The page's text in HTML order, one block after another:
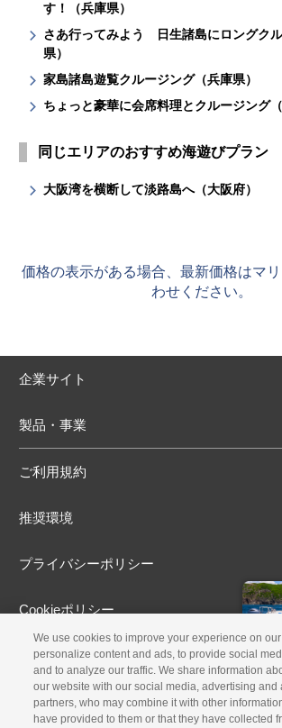
す！（兵庫県）
さあ行ってみよう 日生諸島にロングク
県）
家島諸島遊覧クルージング（兵庫県）
ちょっと豪華に会席料理とクルージング（
同じエリアのおすすめ海遊びプラン
大阪湾を横断して淡路島へ（大阪府）
価格の表示がある場合、最新価格はマ
わせください。
企業サイト
製品・事業
ご利用規約
推奨環境
プライバシーポリシー
Cookieポリシー
アクセシビリティ方針
古物営業法に基づく表示
We use cookies to improve your experience on
personalize content and ads, to provide social
and to analyze our traffic. We share information
our website with our social media, advertising and
partners, who may combine it with other
have provided to them or that they have collected